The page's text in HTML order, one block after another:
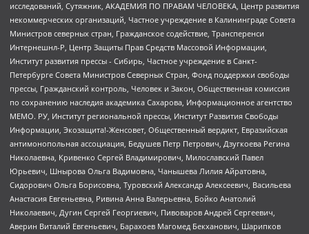
исследований, Сутяжник, АКАДЕМИЯ ПО ПРАВАМ ЧЕЛОВЕКА, Центр развития
некоммерческих организаций, Частное учреждение в Калининграде Совета
Министров северных стран, Гражданское содействие, Трансперенси
Интернешнл-Р, Центр Защиты Прав Средств Массовой Информации,
Институт развития прессы - Сибирь, Частное учреждение в Санкт-
Петербурге Совета Министров Северных Стран, Фонд поддержки свободы
прессы, Гражданский контроль, Человек и Закон, Общественная комиссия
по сохранению наследия академика Сахарова, Информационное агентство
МЕМО. РУ, Институт региональной прессы, Институт Развития Свободы
Информации, Экозащита!-Женсовет, Общественный вердикт, Евразийская
антимонопольная ассоциация, Бедушев Петр Петрович, Дзугкоева Регина
Николаевна, Кривенко Сергей Владимирович, Милославский Павел
Юрьевич, Шнырова Ольга Вадимовна, Чанышева Лилия Айратовна,
Сидорович Ольга Борисовна, Туровский Александр Алексеевич, Васильева
Анастасия Евгеньевна, Ривина Анна Валерьевна, Бойко Анатолий
Николаевич, Дугин Сергей Георгиевич, Пивоваров Андрей Сергеевич,
Аверин Виталий Евгеньевич, Барахоев Магомед Бекханович, Шарипков